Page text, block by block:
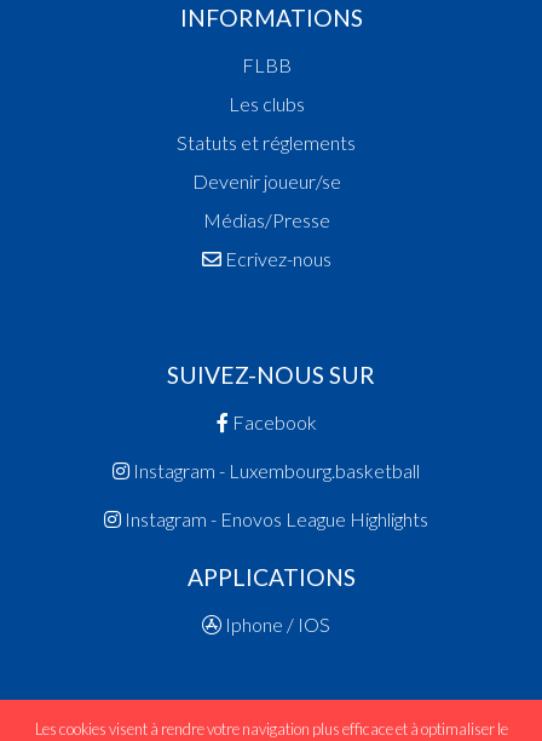
INFORMATIONS
FLBB
Les clubs
Statuts et réglements
Devenir joueur/se
Médias/Presse
Ecrivez-nous
SUIVEZ-NOUS SUR
Facebook
Instagram - Luxembourg.basketball
Instagram - Enovos League Highlights
APPLICATIONS
Iphone / IOS
Les cookies visent à rendre votre navigation plus efficace et à optimaliser le